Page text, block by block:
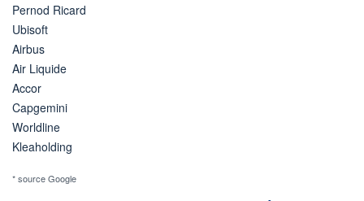
Pernod Ricard
Ubisoft
Airbus
Air Liquide
Accor
Capgemini
Worldline
Kleaholding
* source Google